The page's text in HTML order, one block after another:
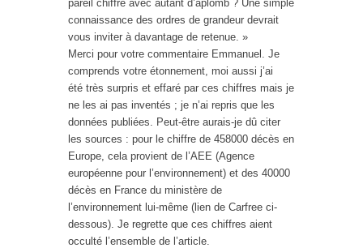
pareil chiffre avec autant d’aplomb ? Une simple
connaissance des ordres de grandeur devrait
vous inviter à davantage de retenue. »
Merci pour votre commentaire Emmanuel. Je
comprends votre étonnement, moi aussi j’ai
été très surpris et effaré par ces chiffres mais je
ne les ai pas inventés ; je n’ai repris que les
données publiées. Peut-être aurais-je dû citer
les sources : pour le chiffre de 458000 décès en
Europe, cela provient de l’AEE (Agence
européenne pour l’environnement) et des 40000
décès en France du ministère de
l’environnement lui-même (lien de Carfree ci-
dessous). Je regrette que ces chiffres aient
occulté l’ensemble de l’article.